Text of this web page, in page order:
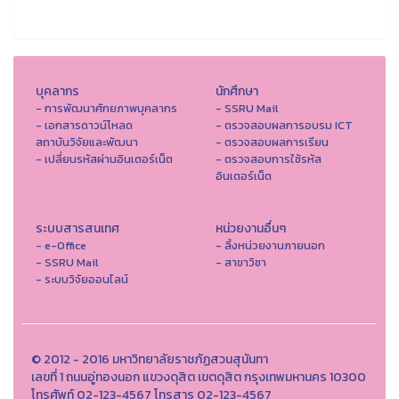
บุคลากร
- การพัฒนาศักยภาพบุคลากร
- เอกสารดาวน์โหลด
สถาบันวิจัยและพัฒนา
- เปลี่ยนรหัสผ่านอินเตอร์เน็ต
นักศึกษา
- SSRU Mail
- ตรวจสอบผลการอบรม ICT
- ตรวจสอบผลการเรียน
- ตรวจสอบการใช้รหัส
อินเตอร์เน็ต
ระบบสารสนเทศ
- e-Office
- SSRU Mail
- ระบบวิจัยออนไลน์
หน่วยงานอื่นๆ
- ลิ้งหน่วยงานภายนอก
- สาขาวิชา
© 2012 - 2016 มหาวิทยาลัยราชภัฏสวนสุนันทา
เลขที่ 1 ถนนอู่ทองนอก แขวงดุสิต เขตดุสิต กรุงเทพมหานคร 10300
โทรศัพท์ 02-123-4567 โทรสาร 02-123-4567